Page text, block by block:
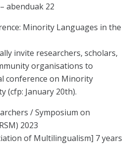
abenduak 22
Minority Languages in the
invite researchers, scholars,
organisations to
conference on Minority
(cfp: January 20th).
/ Symposium on
2023
of Multilingualism] 7 years